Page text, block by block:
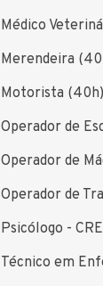
Médico
Merendeira
Motorista (40h)
Operador de
Operador de
Operador de
Psicólogo -
Técnico em